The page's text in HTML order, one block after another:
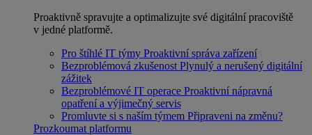
Proaktivně spravujte a optimalizujte své digitální pracoviště
v jedné platformě.
Pro štíhlé IT týmy Proaktivní správa zařízení
Bezproblémová zkušenost Plynulý a nerušený digitální
zážitek
Bezproblémové IT operace Proaktivní nápravná
opatření a výjimečný servis
Promluvte si s naším týmem Připraveni na změnu?
Prozkoumat platformu